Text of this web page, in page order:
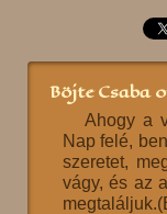
Böjte Csaba
Ahogy a
Nap felé,
szeretet,
vágy, és az